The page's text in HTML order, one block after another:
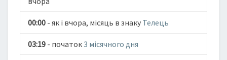
00:00 - як і вчора, місяць в знаку Телець
03:19 - початок3 місячного дня